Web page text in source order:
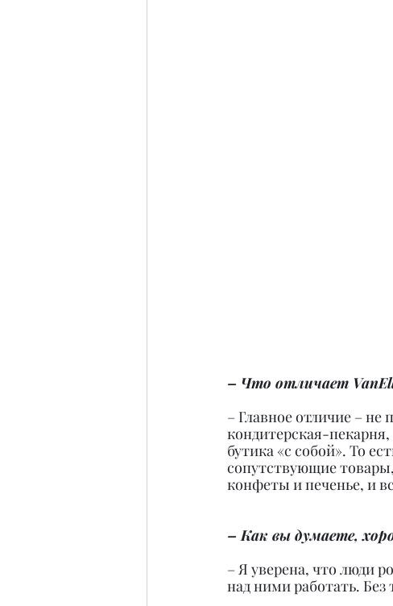
– Что отличает
– Главное отличие –
кондитерская-
бутика «с собой». То
сопутствующие
конфеты и печенье, и
– Как вы думаете,
– Я уверена, что люди
над ними работать. Без